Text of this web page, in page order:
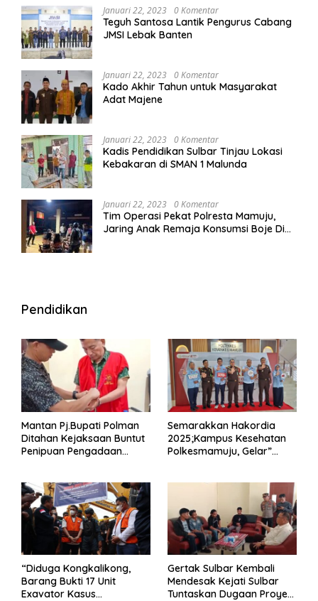
Januari 22, 2023 0 Komentar
Teguh Santosa Lantik Pengurus Cabang
JMSI Lebak Banten
Januari 22, 2023 0 Komentar
Kado Akhir Tahun untuk Masyarakat
Adat Majene
Januari 22, 2023 0 Komentar
Kadis Pendidikan Sulbar Tinjau Lokasi
Kebakaran di SMAN 1 Malunda
Januari 22, 2023 0 Komentar
Tim Operasi Pekat Polresta Mamuju,
Jaring Anak Remaja Konsumsi Boje Di
Pendidikan
Mantan Pj.Bupati Polman
Ditahan Kejaksaan Buntut
Penipuan Pengadaan
Semarakkan Hakordia
2025;Kampus Kesehatan
Polkesmamuju, Gelar”
“Diduga Kongkalikong,
Barang Bukti 17 Unit
Exavator Kasus
Gertak Sulbar Kembali
Mendesak Kejati Sulbar
Tuntaskan Dugaan Proyek